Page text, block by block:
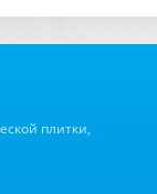
плитки,